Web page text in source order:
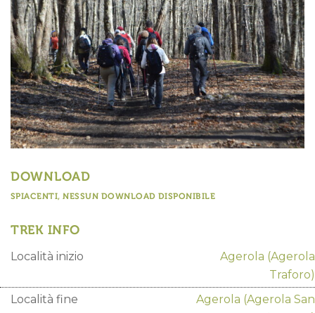
DOWNLOAD
SPIACENTI, NESSUN DOWNLOAD DISPONIBILE
TREK INFO
Località inizio Agerola (Agerola
Traforo)
Località fine
Agerola (Agerola San